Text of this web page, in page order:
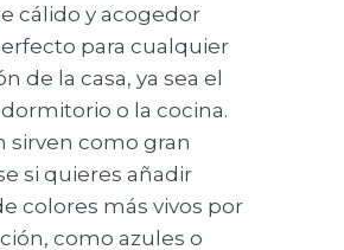
cálido y acogedor
para cualquier
de la casa, ya sea el
o la cocina.
sirven como gran
si quieres añadir
colores más vivos por
como azules o